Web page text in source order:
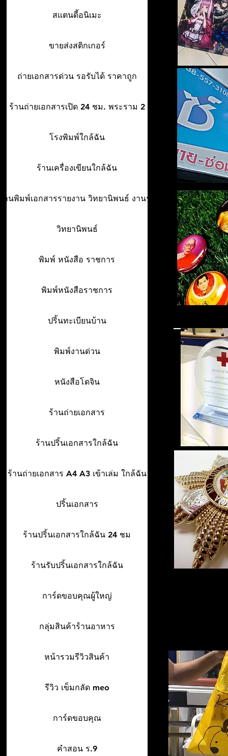
สแตนดี้อนิเมะ
ขายส่งสติกเกอร์
ถ่ายเอกสารด่วน รอรับได้ ราคาถูก
ร้านถ่ายเอกสารเปิด 24 ชม. พระราม 2
โรงพิมพ์ใกล้ฉัน
ร้านเครื่องเขียนใกล้ฉัน
านพิมพ์เอกสารรายงาน วิทยานิพนธ์ งานรา
วิทยานิพนธ์
พิมพ์ หนังสือ ราชการ
พิมพ์หนังสือราชการ
ปริ้นทะเบียนบ้าน
พิมพ์งานด่วน
หนังสือโดจิน
ร้านถ่ายเอกสาร
ร้านปริ้นเอกสารใกล้ฉัน
ร้านถ่ายเอกสาร A4 A3 เข้าเล่ม ใกล้ฉัน
ปริ้นเอกสาร
ร้านปริ้นเอกสารใกล้ฉัน 24 ชม
ร้านรับปริ้นเอกสารใกล้ฉัน
การ์ดขอบคุณผู้ใหญ่
กลุ่มสินค้าร้านอาหาร
หน้ารวมรีวิวสินค้า
รีวิว เข็มกลัด meo
การ์ดขอบคุณ
คำสอน ร.9